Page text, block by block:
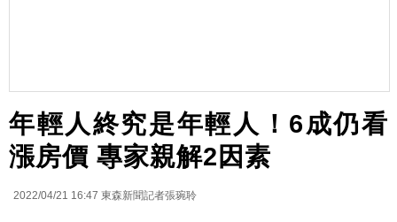
年輕人終究是年輕人！6成仍看
漲房價 專家親解2因素
2022/04/21 16:47 東森新聞記者張琬聆